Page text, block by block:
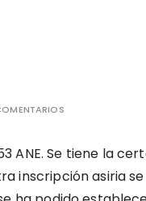
ANE. Se tiene la
inscripción asiria